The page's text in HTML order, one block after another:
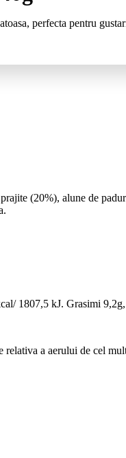
perfecta pentru
(20%), alune de
1807,5 kJ. Grasimi
a aerului de cel